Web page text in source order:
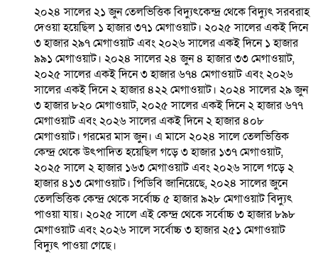
২০২৪ সালের ২১ জুন তেলভিত্তিক বিদ্যুৎকেন্দ্র থেকে বিদ্যুৎ সরবরাহ
দেওয়া হয়েছিল ১ হাজার ৩৭১ মেগাওয়াট। ২০২৫ সালের একই দিনে
৩ হাজার ২৯৭ মেগাওয়াট এবং ২০২৬ সালের একই দিনে ১ হাজার
৯৯১ মেগাওয়াট। ২০২৪ সালের ২৪ জুন ৪ হাজার ৩৩ মেগাওয়াট,
২০২৫ সালের একই দিনে ৩ হাজার ৬৭৪ মেগাওয়াট এবং ২০২৬
সালের একই দিনে ২ হাজার ৪২২ মেগাওয়াট। ২০২৪ সালের ২৯ জুন
৩ হাজার ৮২০ মেগাওয়াট, ২০২৫ সালের একই দিনে ২ হাজার ৬৭৭
মেগাওয়াট এবং ২০২৬ সালের একই দিনে ২ হাজার ৪০৮
মেগাওয়াট। গরমের মাস জুন। এ মাসে ২০২৪ সালে তেলভিত্তিক
কেন্দ্র থেকে উৎপাদিত হয়েছিল গড়ে ৩ হাজার ১৩৭ মেগাওয়াট,
২০২৫ সালে ২ হাজার ১৬৩ মেগাওয়াট এবং ২০২৬ সালে গড়ে ২
হাজার ৪১৩ মেগাওয়াট। পিডিবি জানিয়েছে, ২০২৪ সালের জুনে
তেলভিত্তিক কেন্দ্র থেকে সর্বোচ্চ ৫ হাজার ৯২৮ মেগাওয়াট বিদ্যুৎ
পাওয়া যায়। ২০২৫ সালে এই কেন্দ্র থেকে সর্বোচ্চ ৩ হাজার ৮৯৮
মেগাওয়াট এবং ২০২৬ সালে সর্বোচ্চ ৩ হাজার ২৫১ মেগাওয়াট
বিদ্যুৎ পাওয়া গেছে।